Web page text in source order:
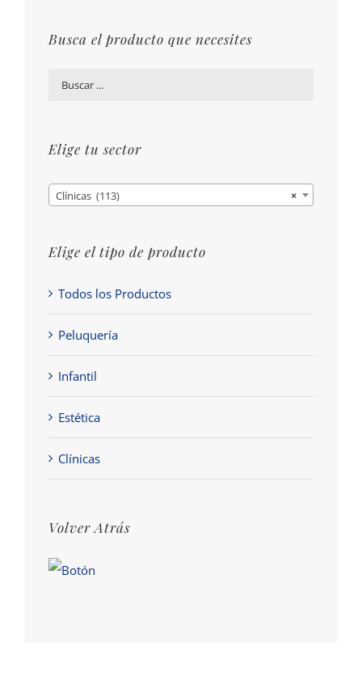
Busca el producto que necesites
Elige tu sector
×
Clínicas (113)
Elige el tipo de producto
Todos los Productos
Peluquería
Infantil
Estética
Clínicas
Volver Atrás